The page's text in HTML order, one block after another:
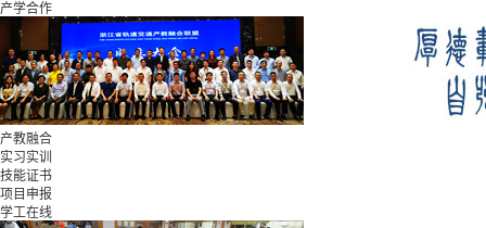
产学合作
产教融合
实习实训
技能证书
项目申报
学工在线